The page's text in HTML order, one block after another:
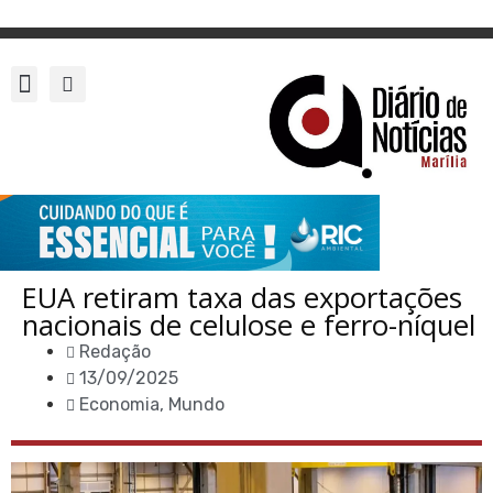
EUA retiram taxa das exportações
nacionais de celulose e ferro-níquel
Redação
13/09/2025
Economia, Mundo